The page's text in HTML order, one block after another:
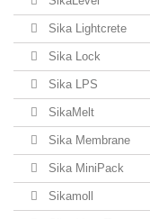
Sika Lightcrete
Sika Lock
Sika LPS
SikaMelt
Sika Membrane
Sika MiniPack
Sikamoll